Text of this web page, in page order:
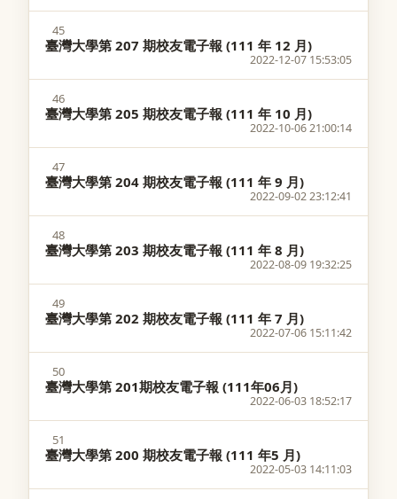
45
臺灣大學第 207 期校友電子報 (111 年 12 月)
2022-12-07 15:53:05
46
臺灣大學第 205 期校友電子報 (111 年 10 月)
2022-10-06 21:00:14
47
臺灣大學第 204 期校友電子報 (111 年 9 月)
2022-09-02 23:12:41
48
臺灣大學第 203 期校友電子報 (111 年 8 月)
2022-08-09 19:32:25
49
臺灣大學第 202 期校友電子報 (111 年 7 月)
2022-07-06 15:11:42
50
臺灣大學第 201期校友電子報 ​(111年06月)
2022-06-03 18:52:17
51
臺灣大學第 200 期校友電子報 (111 年5 月)
2022-05-03 14:11:03